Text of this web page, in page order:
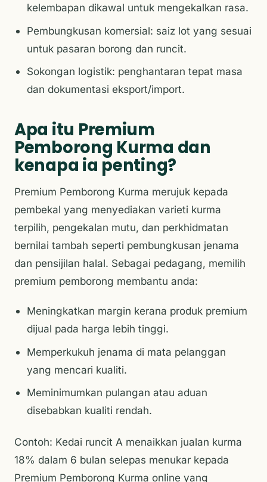
kelembapan dikawal untuk mengekalkan rasa.
Pembungkusan komersial: saiz lot yang sesuai
untuk pasaran borong dan runcit.
Sokongan logistik: penghantaran tepat masa
dan dokumentasi eksport/import.
Apa itu Premium
Pemborong Kurma dan
kenapa ia penting?
Premium Pemborong Kurma merujuk kepada
pembekal yang menyediakan varieti kurma
terpilih, pengekalan mutu, dan perkhidmatan
bernilai tambah seperti pembungkusan jenama
dan pensijilan halal. Sebagai pedagang, memilih
premium pemborong membantu anda:
Meningkatkan margin kerana produk premium
dijual pada harga lebih tinggi.
Memperkukuh jenama di mata pelanggan
yang mencari kualiti.
Meminimumkan pulangan atau aduan
disebabkan kualiti rendah.
Contoh: Kedai runcit A menaikkan jualan kurma
18% dalam 6 bulan selepas menukar kepada
Premium Pemborong Kurma online yang